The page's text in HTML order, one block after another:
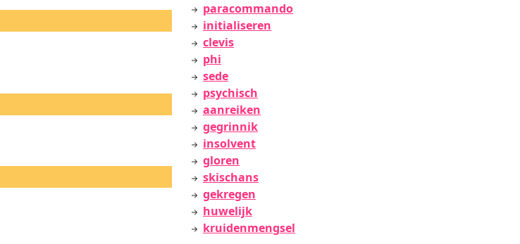
paracommando
initialiseren
clevis
phi
sede
psychisch
aanreiken
gegrinnik
insolvent
gloren
skischans
gekregen
huwelijk
kruidenmengsel